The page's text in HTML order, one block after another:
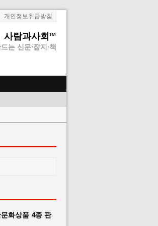
개인정보취급방침
사람과사회™
는 신문·잡지·책
화상품 4종 판